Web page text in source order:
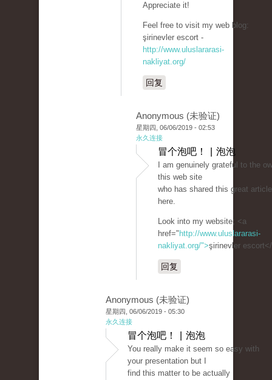
Appreciate it!
Feel free to visit my web blog:
şirinevler escort -
http://www.uluslararasi-
nakliyat.org/
回复
Anonymous (未验证)
星期四, 06/06/2019 - 02:53
永久连接
冒个泡吧！ | 泡泡
I am genuinely grateful to the
this web site
who has shared this great
here.
Look into my website; <a
href=" http://www.uluslararasi-
nakliyat.org/">şirinevler
回复
Anonymous (未验证)
星期四, 06/06/2019 - 05:30
永久连接
冒个泡吧！ | 泡泡
You really make it seem so easy with
your presentation but I
find this matter to be actually